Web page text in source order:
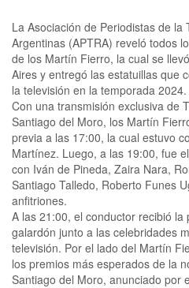
La Asociación de Periodistas de la
Argentinas (APTRA) reveló todos
de los Martín Fierro, la cual se
Aires y entregó las estatuillas que
la televisión en la temporada 2024.
Con una transmisión exclusiva de
Santiago del Moro, los Martín
previa a las 17:00, la cual estuvo
Martínez. Luego, a las 19:00, fue
con Iván de Pineda, Zaira Nara,
Santiago Talledo, Roberto Funes
anfitriones.
A las 21:00, el conductor recibió la
galardón junto a las celebridades
televisión. Por el lado del Martín
los premios más esperados de la
Santiago del Moro, anunciado por